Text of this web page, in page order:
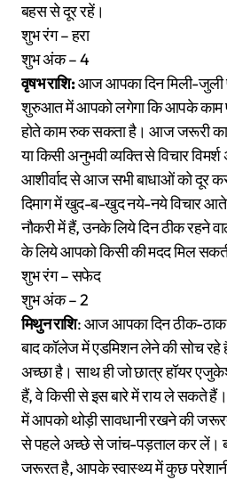
बहस से दूर रहें।
शुभ रंग – हरा
शुभ अंक – 4
वृषभ राशि:आज आपका दिन मिली-जुली
शुरुआत में आपको लगेगा कि आपके काम
होते काम रुक सकता है। आज जरूरी
या किसी अनुभवी व्यक्ति से विचार
आशीर्वाद से आज सभी बाधाओं को दूर
दिमाग में खुद-ब-खुद नये-नये विचार आते
नौकरी में हैं, उनके लिये दिन ठीक रहने
के लिये आपको किसी की मदद मिल
शुभ रंग – सफेद
शुभ अंक – 2
मिथुन राशि: आज आपका दिन ठीक-ठाक
बाद कॉलेज में एडमिशन लेने की सोच
अच्छा है। साथ ही जो छात्र हॉयर
हैं, वे किसी से इस बारे में राय ले सकते
में आपको थोड़ी सावधानी रखने की
से पहले अच्छे से जांच-पड़ताल कर लें।
जरूरत है, आपके स्वास्थ्य में कुछ